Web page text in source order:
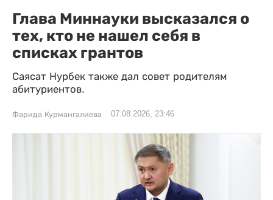
Глава Миннауки высказался о
тех, кто не нашел себя в
списках грантов
Саясат Нурбек также дал совет родителям
абитуриентов.
Фарида Курмангалиева 07.08.2026, 23:46